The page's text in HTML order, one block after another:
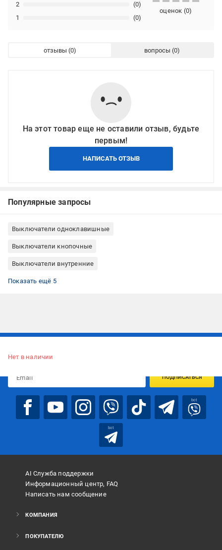
1 (0)
2 (0)
оценок (0)
отзывы вопросы
На этот товар еще не оставили отзыв, будьте
первым!
НАПИСАТЬ ОТЗЫВ
Популярные запросы
Выключатели одноклавишные
Выключатели кнопочные
Выключатели внутренние
Выключатели с подсветкой
Выключатели IP20
Выключатели белые
Выключатели бытовой
Выключатели квадратная
Показать ещё 5
Нет в наличии
ПОДПИСАТЬСЯ
bot
bot
AI Служба поддержки
Информационный центр, FAQ
Написать нам сообщение
КОМПАНИЯ
ПОКУПАТЕЛЮ